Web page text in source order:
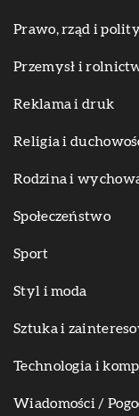
Prawo, rząd i
Przemysł i
Reklama i druk
Religia i
Rodzina i
Społeczeństwo
Sport
Styl i moda
Sztuka i
Technologia i
Wiadomości /